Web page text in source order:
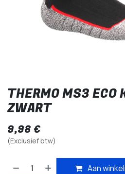
THERMO MS3 ECO
ZWART
9,98 €
(Exclusief btw)
Aan